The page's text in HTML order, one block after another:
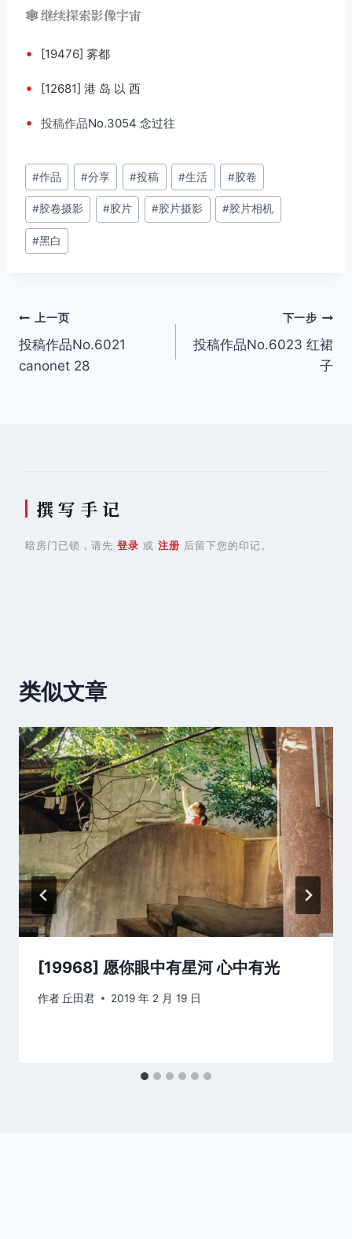
🕸️ 继续探索影像宇宙
• [19476] 雾都
• [12681] 港 岛 以 西
• 投稿作品No.3054 念过往
文
章
标
签：
#作品 #分享 #投稿 #生活 #胶卷
#胶卷摄影 #胶片 #胶片摄影 #胶片相机
#黑白
文
章
上一页
投稿作品No.6021
canonet 28
下一步
投稿作品No.6023 红裙
子
撰 写 手 记
暗房门已锁，请先 登录 或 注册 后留下您的印记。
类似文章
[19968] 愿你眼中有星河 心中有光
作者 丘田君 2019 年 2 月 19 日